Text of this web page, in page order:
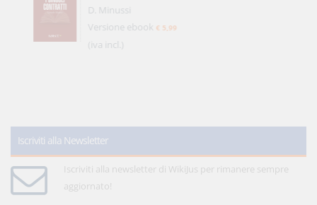
D. Minussi
Versione ebook€ 5,99
(iva incl.)
Iscriviti alla Newsletter
Iscriviti alla newsletter di WikiJus per rimanere sempre
aggiornato!